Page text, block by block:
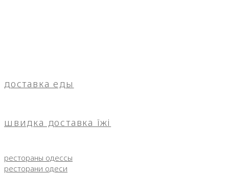
доставка еды
швидка доставка їжі
рестораны одессы
ресторани одеси